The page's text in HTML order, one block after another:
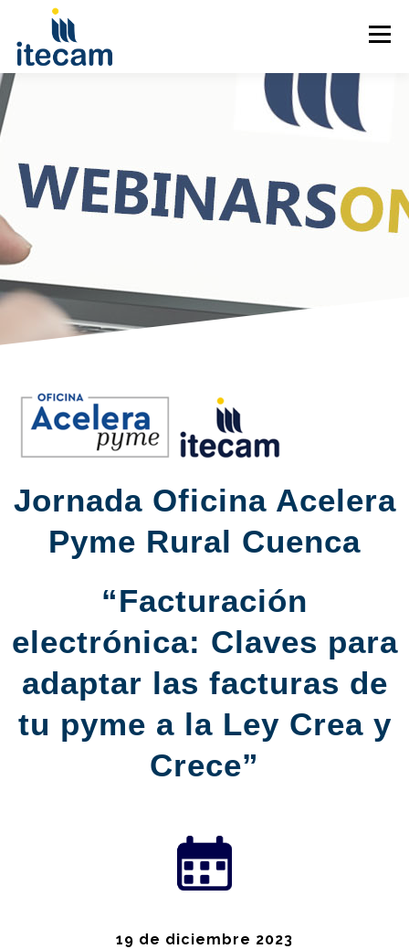
Menú
CURSOS POR TEMÁTICA
WEBINARS CAMPUS VIRTUAL CONTACTO
Jornada Oficina Acelera
Pyme Rural Cuenca
“Facturación
electrónica: Claves para
adaptar las facturas de
tu pyme a la Ley Crea y
Crece”
19 de diciembre 2023